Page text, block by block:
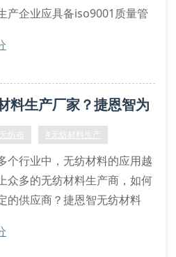
产企业应具备iso9001质量管
备12台德国进口生产线，确
布生产商会公示原料供应商信
料生产厂家？捷恩智为
纺布 #无纺材料生产
个行业中，无纺材料的应用越
众多的无纺材料生产商，如何
的供应商？捷恩智无纺材料